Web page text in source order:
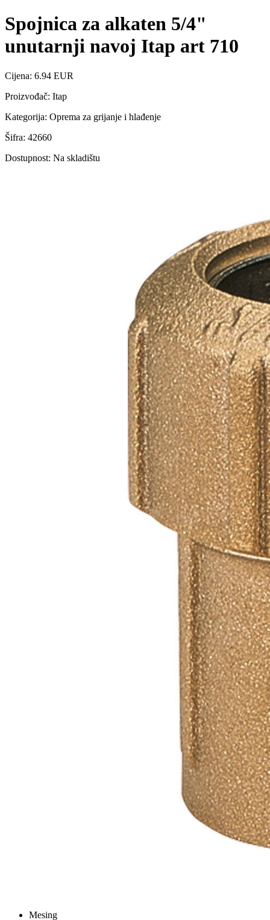
Spojnica za alkaten 5/4"
unutarnji navoj Itap art 710
Cijena: 6.94 EUR
Proizvođač: Itap
Kategorija: Oprema za grijanje i hlađenje
Šifra: 42660
Dostupnost: Na skladištu
Mesing